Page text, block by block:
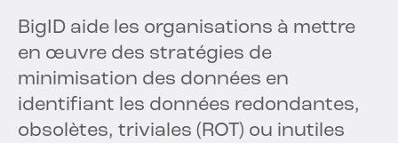
BigID aide les organisations à mettre
en œuvre des stratégies de
minimisation des données en
identifiant les données redondantes,
obsolètes, triviales (ROT) ou inutiles